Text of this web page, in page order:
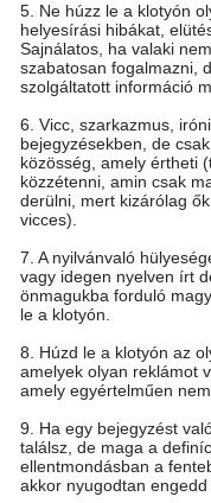
5. Ne húzz le a klotyón
helyesírási hibákat,
Sajnálatos, ha valaki
szabatosan fogalmazni,
szolgáltatott információ
6. Vicc, szarkazmus,
bejegyzésekben, de
közösség, amely értheti
közzétenni, amin csak
derülni, mert kizárólag
vicces).
7. A nyilvánvaló
vagy idegen nyelven írt
önmagukba forduló
le a klotyón.
8. Húzd le a klotyón az
amelyek olyan reklámot
amely egyértelműen
9. Ha egy bejegyzést
találsz, de maga a
ellentmondásban a
akkor nyugodtan engedd